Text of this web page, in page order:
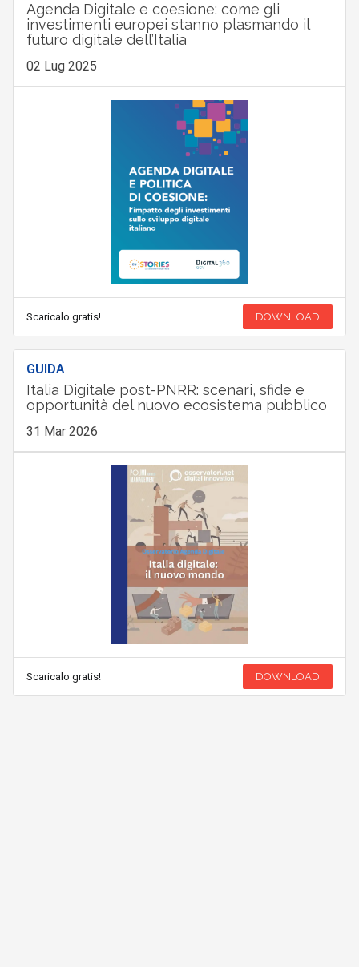
Agenda Digitale e coesione: come gli
investimenti europei stanno plasmando il
futuro digitale dell’Italia
02 Lug 2025
Scaricalo gratis! DOWNLOAD
GUIDA
Italia Digitale post-PNRR: scenari, sfide e
opportunità del nuovo ecosistema pubblico
31 Mar 2026
Scaricalo gratis! DOWNLOAD